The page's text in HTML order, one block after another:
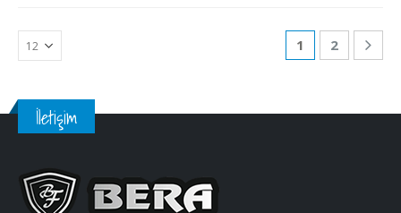
1 2
İletişim